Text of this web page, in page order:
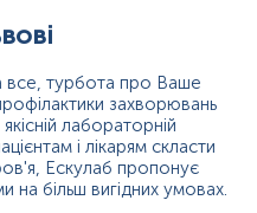
турбота про Ваше
захворювань
лабораторній
і лікарям скласти
Ескулаб пропонує
на більш вигідних умовах.